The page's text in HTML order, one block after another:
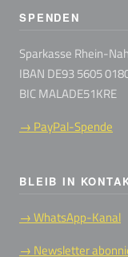
SPENDEN
Sparkasse Rhein-
IBAN DE93 5605
BIC MALADE51KRE
→ PayPal-Spende
BLEIB IN
→ WhatsApp-Kanal
→ Newsletter